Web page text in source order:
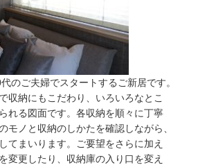
のご夫婦でスタートするご新居です。
収納にもこだわり、いろいろなとこ
れる図面です。各収納を順々に丁寧
モノと収納のしかたを確認しながら、
てまいります。ご要望をさらに加え
変更したり、収納庫の入り口を変え